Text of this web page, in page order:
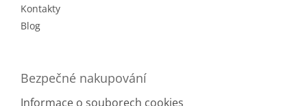
Kontakty
Blog
Bezpečné nakupování
Informace o souborech cookies